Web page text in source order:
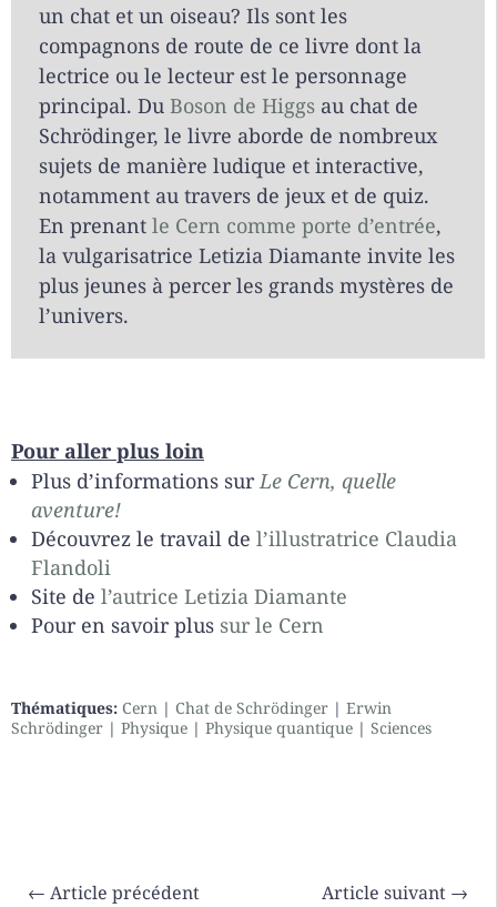
un chat et un oiseau? Ils sont les
compagnons de route de ce livre dont la
lectrice ou le lecteur est le personnage
principal. Du Boson de Higgs au chat de
Schrödinger, le livre aborde de nombreux
sujets de manière ludique et interactive,
notamment au travers de jeux et de quiz.
En prenant le Cern comme porte d’entrée,
la vulgarisatrice Letizia Diamante invite les
plus jeunes à percer les grands mystères de
l’univers.
Pour aller plus loin
Plus d’informations sur Le Cern, quelle
aventure!
Découvrez le travail de l’illustratrice Claudia
Flandoli
Site de l’autrice Letizia Diamante
Pour en savoir plus sur le Cern
Thématiques: Cern | Chat de Schrödinger | Erwin
Schrödinger | Physique | Physique quantique | Sciences
← Article précédent Article suivant →